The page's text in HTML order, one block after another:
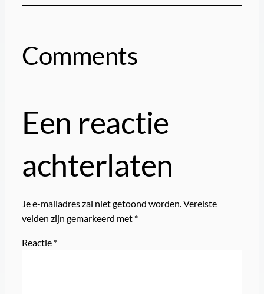
Comments
Een reactie
achterlaten
Je e-mailadres zal niet getoond worden. Vereiste
velden zijn gemarkeerd met *
Reactie *